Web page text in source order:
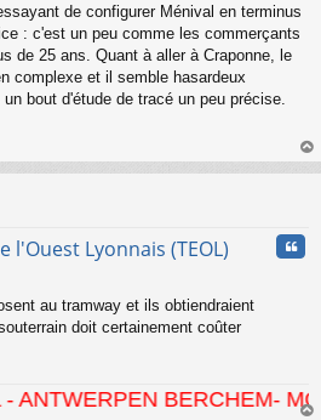
de configurer Ménival en terminus
: c'est un peu comme les commerçants
de 25 ans. Quant à aller à Craponne, le
complexe et il semble hasardeux
bout d'étude de tracé un peu précise.
au
l'Ouest Lyonnais (TEOL)
au tramway et ils obtiendraient
doit certainement coûter
BERCHEM-